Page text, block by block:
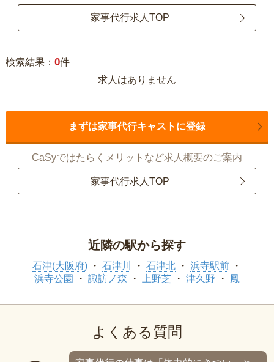
家事代行求人TOP
検索結果： 0件
求人はありません
まずは家事代行キャストに登録
CaSyではたらくメリットなど求人概要のご案内
家事代行求人TOP
近隣の駅から探す
石津(大阪府) 石津川 石津北
浜寺駅前
浜寺公園
諏訪ノ森 上野芝 津久野 鳳
よくある質問